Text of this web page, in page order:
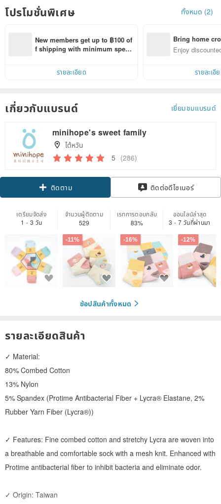
โปรโมชั่นพิเศษ ทั้งหมด (2)
New members get up to ฿100 of
f shipping with minimum spen
รายละเอียด
Bring home
n with ease
Enjoy
รายละเอี
เกี่ยวกับแบรนด์ เยี่ยมชมแบรนด์
minihope's sweet family
ไต้หวัน
5 (286)
ติดตาม ติดต่อดีไซเนอร์
เตรียมจัดส่ง
1 - 3 วัน
จำนวนผู้ติดตาม
529
เรทการตอบกลับ
83%
ออนไลน์ล่าสุด
3 - 7 วันที่ผ่านมา
-11% -16% -12%
ช้อปสินค้าทั้งหมด
รายละเอียดสินค้า
✓ Material:
80% Combed Cotton
13% Nylon
5% Spandex (Protime Antibacterial Fiber + Lycra® Elastane, 2%
Rubber Yarn Fiber (Lycra®))
✓ Features: Fine combed cotton and stretchy Lycra are woven into
a breathable and comfortable sock with a mesh knit. Enhanced with
Protime antibacterial fiber to inhibit bacteria and eliminate odor.
✓ Origin: Taiwan